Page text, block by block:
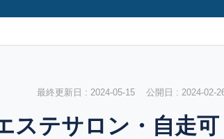
最終更新日 : 2024-05-15 公開日 : 2024-02-
ステサロン・自走可